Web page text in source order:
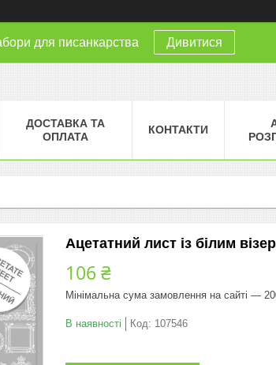
для писанкарства Дивитися
ДОСТАВКА ТА
ОПЛАТА
КОНТАКТИ
Ацетатний лист із білим
106 ₴
Мінімальна сума замовлення на сайті —
В наявності Код: 107546